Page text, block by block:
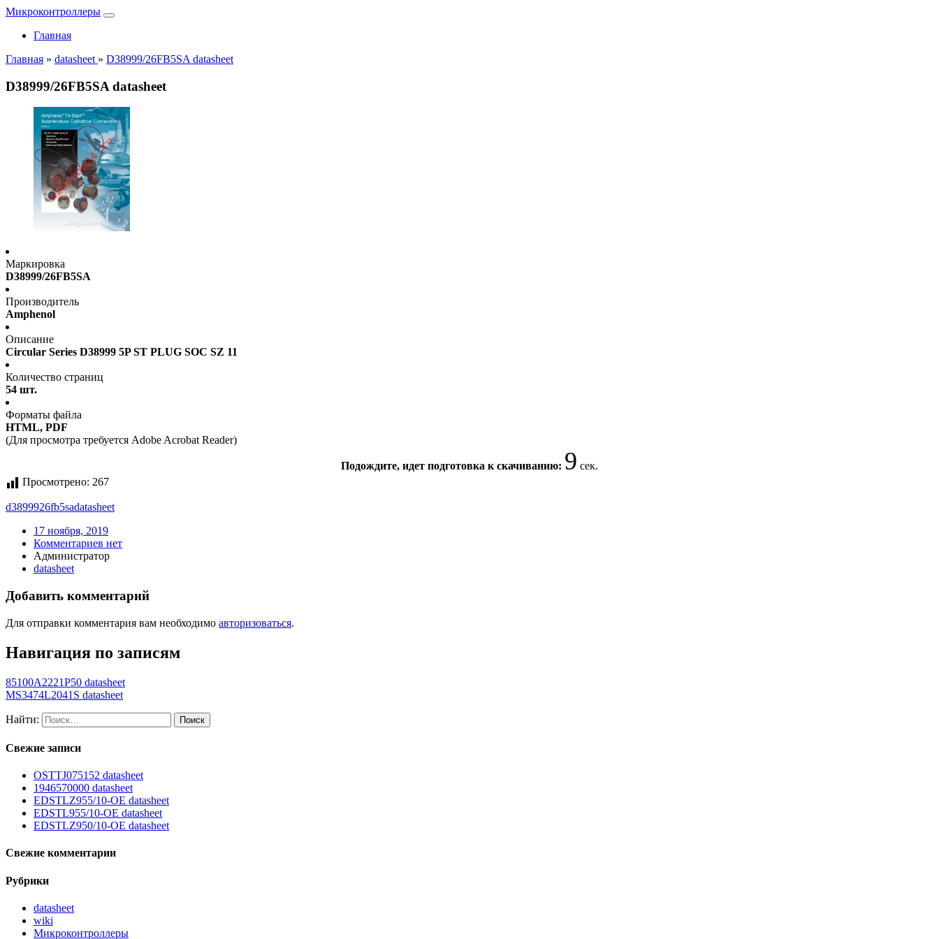
Микроконтроллеры
Главная
Главная » datasheet » D38999/26FB5SA datasheet
D38999/26FB5SA datasheet
Маркировка
D38999/26FB5SA
Производитель
Amphenol
Описание
Circular Series D38999 5P ST PLUG SOC SZ 11
Количество страниц
54 шт.
Форматы файла
HTML, PDF
(Для просмотра требуется Adobe Acrobat Reader)
Подождите, идет подготовка к скачиванию: 9 сек.
Просмотрено: 267
d3899926fb5sadatasheet
17 ноября, 2019
Комментариев нет
Администратор
datasheet
Добавить комментарий
Для отправки комментария вам необходимо авторизоваться.
Навигация по записям
85100A2221P50 datasheet
MS3474L2041S datasheet
Найти:
Свежие записи
OSTTJ075152 datasheet
1946570000 datasheet
EDSTLZ955/10-OE datasheet
EDSTL955/10-OE datasheet
EDSTLZ950/10-OE datasheet
Свежие комментарии
Рубрики
datasheet
wiki
Микроконтроллеры